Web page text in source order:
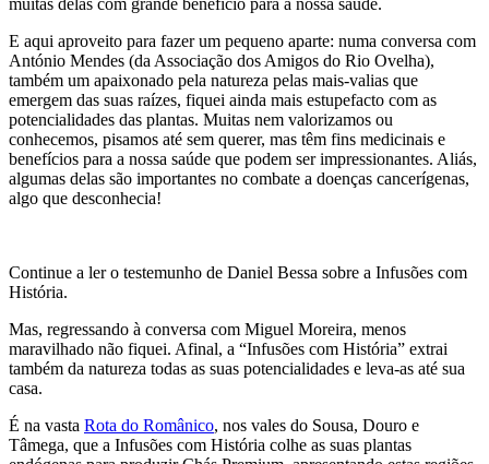
muitas delas com grande benefício para a nossa saúde.
E aqui aproveito para fazer um pequeno aparte: numa conversa com
António Mendes (da Associação dos Amigos do Rio Ovelha),
também um apaixonado pela natureza pelas mais-valias que
emergem das suas raízes, fiquei ainda mais estupefacto com as
potencialidades das plantas. Muitas nem valorizamos ou
conhecemos, pisamos até sem querer, mas têm fins medicinais e
benefícios para a nossa saúde que podem ser impressionantes. Aliás,
algumas delas são importantes no combate a doenças cancerígenas,
algo que desconhecia!
Continue a ler o testemunho de Daniel Bessa sobre a Infusões com
História.
Mas, regressando à conversa com Miguel Moreira, menos
maravilhado não fiquei. Afinal, a “Infusões com História” extrai
também da natureza todas as suas potencialidades e leva-as até sua
casa.
É na vasta Rota do Românico, nos vales do Sousa, Douro e
Tâmega, que a Infusões com História colhe as suas plantas